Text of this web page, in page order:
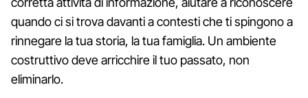
quando ci si trova davanti a contesti che ti spingono a
rinnegare la tua storia, la tua famiglia. Un ambiente
costruttivo deve arricchire il tuo passato, non
eliminarlo.